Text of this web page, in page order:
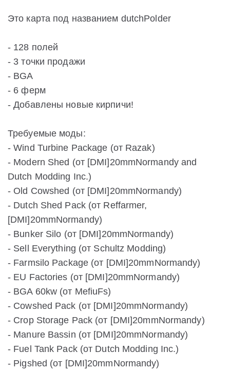
Это карта под названием dutchPolder
- 128 полей
- 3 точки продажи
- BGA
- 6 ферм
- Добавлены новые кирпичи!
Требуемые моды:
- Wind Turbine Package (от Razak)
- Modern Shed (от [DMI]20mmNormandy and
Dutch Modding Inc.)
- Old Cowshed (от [DMI]20mmNormandy)
- Dutch Shed Pack (от Reffarmer,
[DMI]20mmNormandy)
- Bunker Silo (от [DMI]20mmNormandy)
- Sell Everything (от Schultz Modding)
- Farmsilo Package (от [DMI]20mmNormandy)
- EU Factories (от [DMI]20mmNormandy)
- BGA 60kw (от MefiuFs)
- Cowshed Pack (от [DMI]20mmNormandy)
- Crop Storage Pack (от [DMI]20mmNormandy)
- Manure Bassin (от [DMI]20mmNormandy)
- Fuel Tank Pack (от Dutch Modding Inc.)
- Pigshed (от [DMI]20mmNormandy)